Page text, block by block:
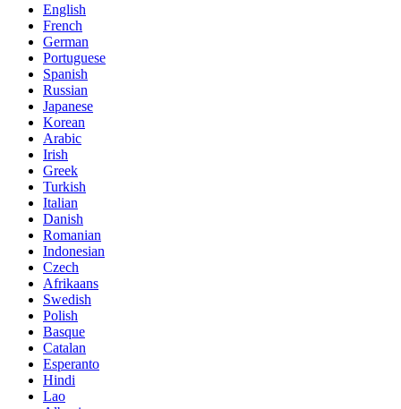
English
French
German
Portuguese
Spanish
Russian
Japanese
Korean
Arabic
Irish
Greek
Turkish
Italian
Danish
Romanian
Indonesian
Czech
Afrikaans
Swedish
Polish
Basque
Catalan
Esperanto
Hindi
Lao